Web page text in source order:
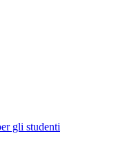
gli studenti